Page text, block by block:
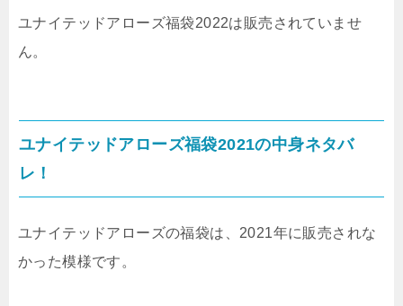
ユナイテッドアローズ福袋2022は販売されていませ
ん。
ユナイテッドアローズ福袋2021の中身ネタバ
レ！
ユナイテッドアローズの福袋は、2021年に販売されな
かった模様です。